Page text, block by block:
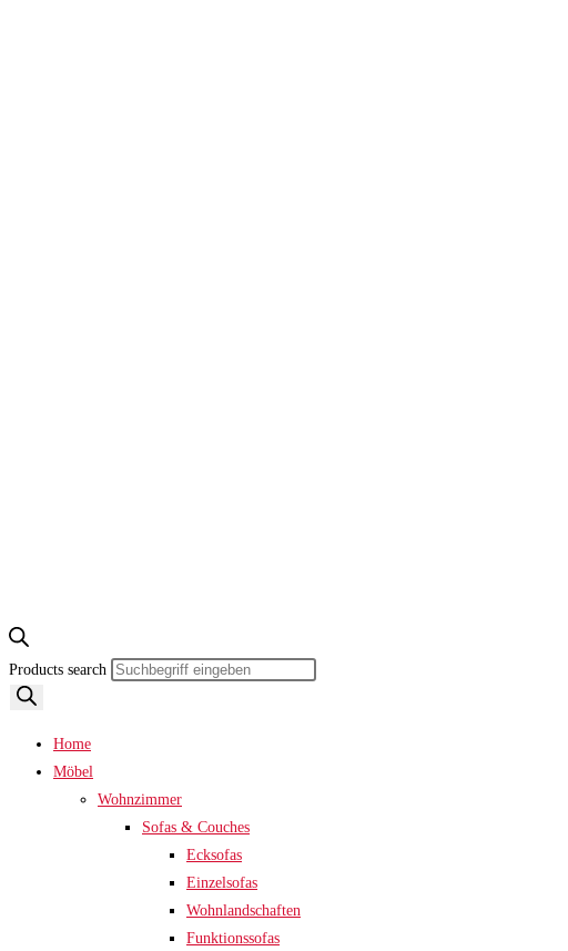
Products search
Home
Möbel
Wohnzimmer
Sofas & Couches
Ecksofas
Einzelsofas
Wohnlandschaften
Funktionssofas